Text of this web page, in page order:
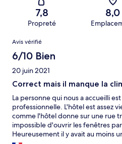
7,8
Propreté
8,0
Avis
Avis vérifié
6/10 Bien
20 juin 2021
Correct mais il manque la
La personne qui nous a accueilli
professionnelle. L'hôtel est assez
comme l'hôtel donne sur une rue
impossible d'ouvrir les fenêtres
Heureusement il y avait au moins